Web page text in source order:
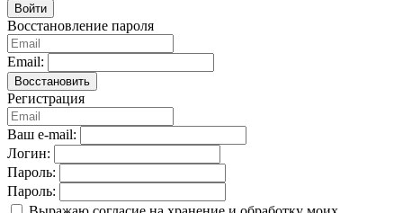
Войти
Восстановление пароля
Email:
Восстановить
Регистрация
Ваш e-mail:
Логин:
Пароль:
Пароль: